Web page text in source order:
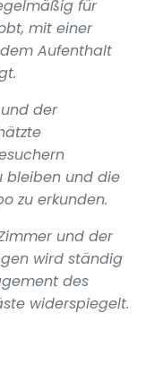
für
mit einer
Aufenthalt
der
bleiben und die
zu erkunden.
und der
wird ständig
des
widerspiegelt.